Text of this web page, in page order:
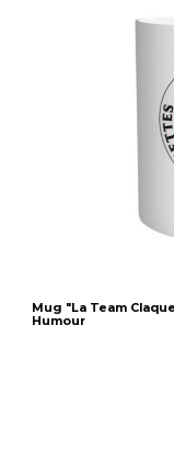
Mug "La Team
Humour